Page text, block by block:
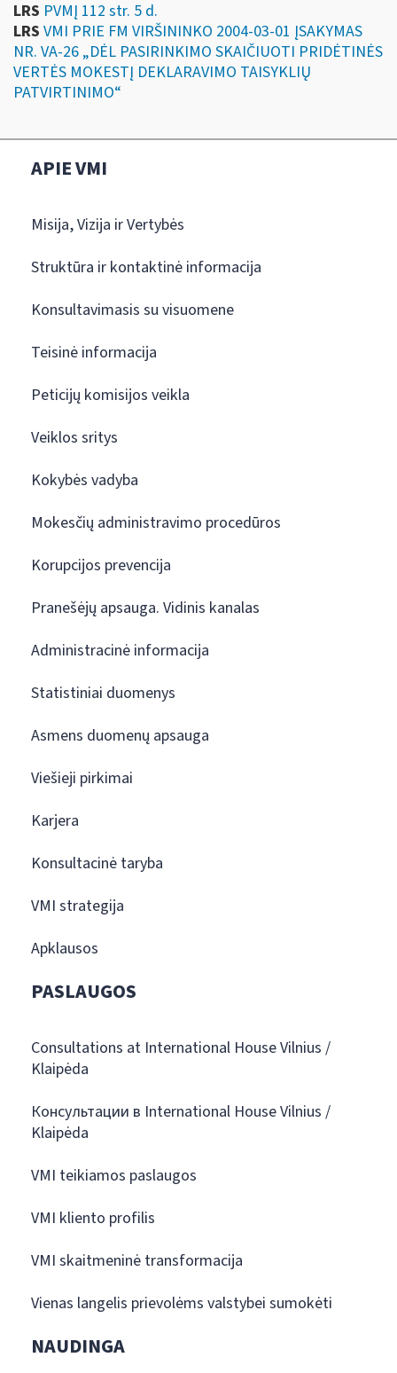
LRS PVMĮ 112 str. 5 d.
LRS VMI PRIE FM VIRŠININKO 2004-03-01 ĮSAKYMAS
NR. VA-26 „DĖL PASIRINKIMO SKAIČIUOTI PRIDĖTINĖS
VERTĖS MOKESTĮ DEKLARAVIMO TAISYKLIŲ
PATVIRTINIMO“
APIE VMI
Misija, Vizija ir Vertybės
Struktūra ir kontaktinė informacija
Konsultavimasis su visuomene
Teisinė informacija
Peticijų komisijos veikla
Veiklos sritys
Kokybės vadyba
Mokesčių administravimo procedūros
Korupcijos prevencija
Pranešėjų apsauga. Vidinis kanalas
Administracinė informacija
Statistiniai duomenys
Asmens duomenų apsauga
Viešieji pirkimai
Karjera
Konsultacinė taryba
VMI strategija
Apklausos
PASLAUGOS
Consultations at International House Vilnius /
Klaipėda
Консультации в International House Vilnius /
Klaipėda
VMI teikiamos paslaugos
VMI kliento profilis
VMI skaitmeninė transformacija
Vienas langelis prievolėms valstybei sumokėti
NAUDINGA